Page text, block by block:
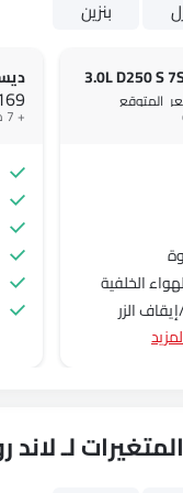
بنزين
المتوقع
الخلفية
الزر
+ 7 ميزة إضافية
لـ